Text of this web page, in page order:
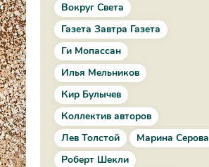
Вокруг Света
Газета Завтра Газета
Ги Мопассан
Илья Мельников
Кир Булычев
Коллектив авторов
Лев Толстой
Марина Серова
Роберт Шекли